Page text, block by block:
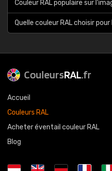
Couleur RAL populaire sur
Quelle couleur RAL choisir
CouleursRAL.fr
Accueil
Couleurs RAL
Acheter éventail couleur RAL
Blog